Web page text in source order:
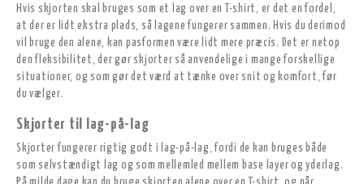
Hvis skjorten skal bruges som et lag over en T-shirt, er det en fordel,
at der er lidt ekstra plads, så lagene fungerer sammen. Hvis du derimod
vil bruge den alene, kan pasformen være lidt mere præcis. Det er netop
den fleksibilitet, der gør skjorter så anvendelige i mange forskellige
situationer, og som gør det værd at tænke over snit og komfort, før
du vælger.
Skjorter til lag-på-lag
Skjorter fungerer rigtig godt i lag-på-lag, fordi de kan bruges både
som selvstændigt lag og som mellemled mellem base layer og yderlag.